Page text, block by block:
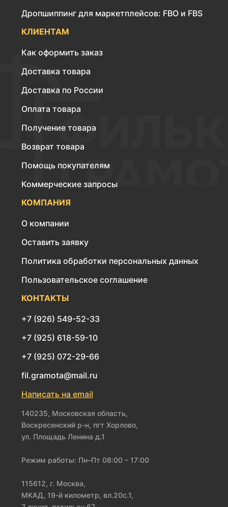
Дропшиппинг для маркетплейсов: FBO и FBS
КЛИЕНТАМ
Как оформить заказ
Доставка товара
Доставка по России
Оплата товара
Получение товара
Возврат товара
Помощь покупателям
Коммерческие запросы
КОМПАНИЯ
О компании
Оставить заявку
Политика обработки персональных данных
Пользовательское соглашение
КОНТАКТЫ
+7 (926) 549-52-33
+7 (925) 618-59-10
+7 (925) 072-29-66
fil.gramota@mail.ru
Написать на email
140235, Московская область,
Воскресенский р-н, пгт Хорлово,
ул. Площадь Ленина д.1
Режим работы: Пн–Пт 08:00 – 17:00
115612, г. Москва,
МКАД, 19-й километр, вл.20с.1,